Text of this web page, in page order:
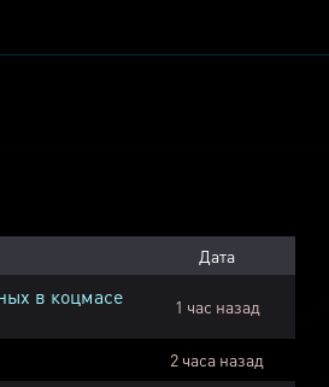
Дата
в коцмасе 1 час назад
2 часа назад